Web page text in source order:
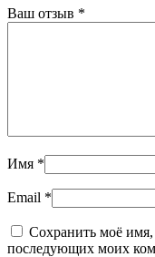
Ваш отзыв *
Имя *
Email *
Сохранить моё имя,
последующих моих